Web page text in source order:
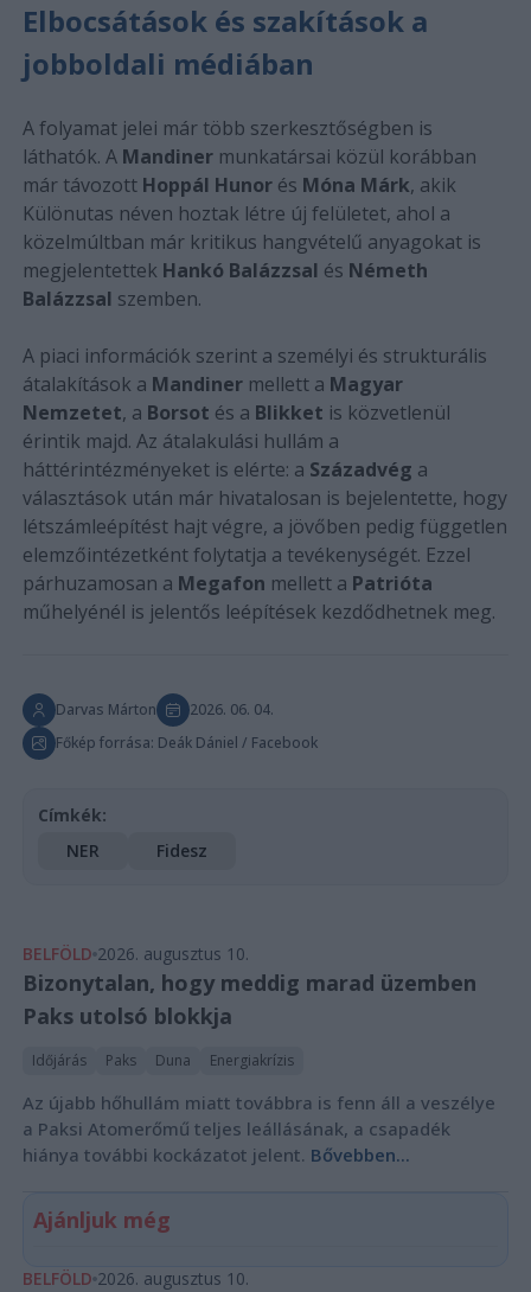
Elbocsátások és szakítások a
jobboldali médiában
A folyamat jelei már több szerkesztőségben is
láthatók. A Mandinermunkatársai közül korábban
már távozott Hoppál Hunorés Móna Márk, akik
Különutas néven hoztak létre új felületet, ahol a
közelmúltban már kritikus hangvételű anyagokat is
megjelentettek Hankó Balázzsal és Németh
Balázzsal szemben.
A piaci információk szerint a személyi és strukturális
átalakítások a Mandinermellett a Magyar
Nemzetet, a Borsot és a Blikket is közvetlenül
érintik majd. Az átalakulási hullám a
háttérintézményeket is elérte: a Századvég a
választások után már hivatalosan is bejelentette, hogy
létszámleépítést hajt végre, a jövőben pedig független
elemzőintézetként folytatja a tevékenységét. Ezzel
párhuzamosan a Megafon mellett a Patrióta
műhelyénél is jelentős leépítések kezdődhetnek meg.
Darvas Márton
2026. 06. 04.
Főkép forrása: Deák Dániel / Facebook
Címkék:
NER
Fidesz
BELFÖLD 2026. augusztus 10.
Bizonytalan, hogy meddig marad üzemben
Paks utolsó blokkja
Időjárás Paks Duna Energiakrízis
Az újabb hőhullám miatt továbbra is fenn áll a veszélye
a Paksi Atomerőmű teljes leállásának, a csapadék
hiánya további kockázatot jelent. Bővebben...
Ajánljuk még
BELFÖLD 2026. augusztus 10.